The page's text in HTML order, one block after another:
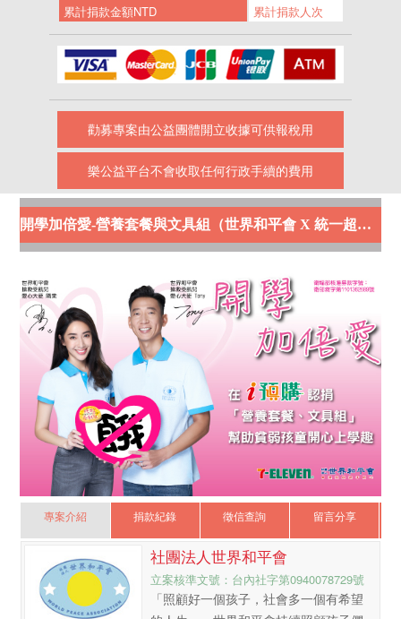
累計捐款金額NTD
累計捐款人次
勸募專案由公益團體開立收據可供報稅用
樂公益平台不會收取任何行政手續的費用
開學加倍愛-營養套餐與文具組（世界和平會 X 統一超商）
專案介紹 捐款紀錄 徵信查詢 留言分享
社團法人世界和平會
立案核準文號：台內社字第0940078729號
「照顧好一個孩子，社會多一個有希望